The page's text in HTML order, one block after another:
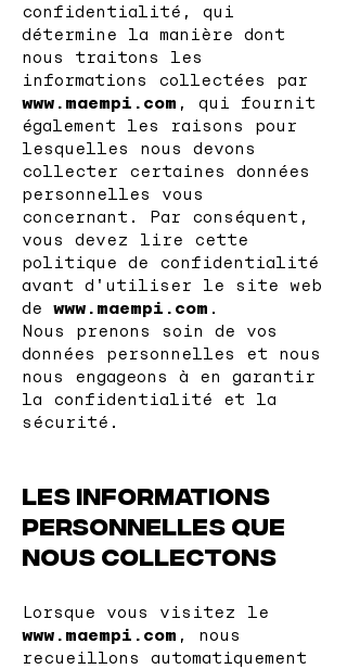
confidentialité, qui
détermine la manière dont
nous traitons les
informations collectées par
www.maempi.com , qui fournit
également les raisons pour
lesquelles nous devons
collecter certaines données
personnelles vous
concernant. Par conséquent,
vous devez lire cette
politique de confidentialité
avant d'utiliser le site web
de www.maempi.com .
Nous prenons soin de vos
données personnelles et nous
nous engageons à en garantir
la confidentialité et la
sécurité.
Les informations
personnelles que
nous collectons
Lorsque vous visitez le
www.maempi.com , nous
recueillons automatiquement